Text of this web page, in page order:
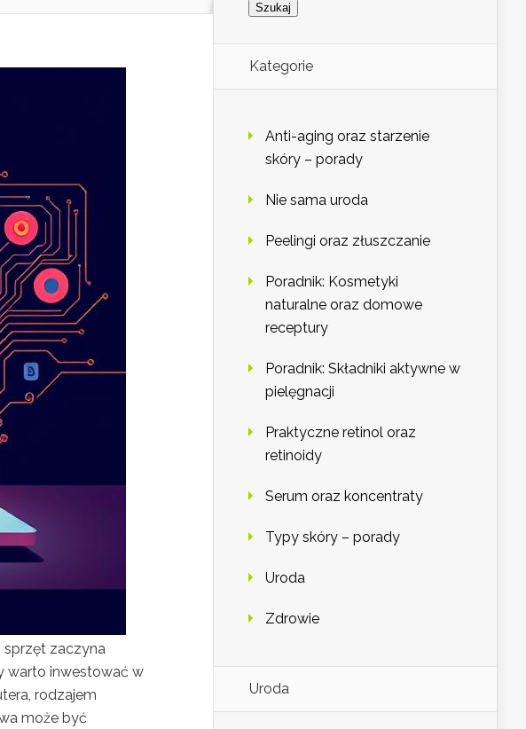
sprzęt zaczyna
warto inwestować w
rodzajem
może być
Kategorie
Anti-aging oraz starzenie
skóry – porady
Nie sama uroda
Peelingi oraz złuszczanie
Poradnik: Kosmetyki
naturalne oraz domowe
receptury
Poradnik: Składniki aktywne w
pielęgnacji
Praktyczne retinol oraz
retinoidy
Serum oraz koncentraty
Typy skóry – porady
Uroda
Zdrowie
Uroda